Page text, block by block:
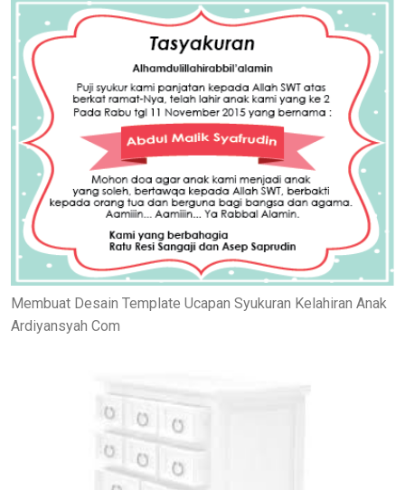
Membuat Desain Template Ucapan Syukuran Kelahiran Anak
Ardiyansyah Com